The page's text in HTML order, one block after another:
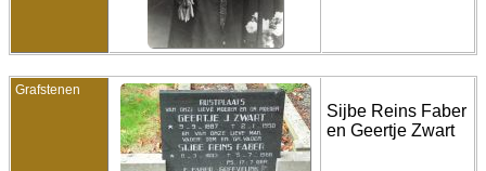
Grafstenen
Sijbe Reins Faber
en Geertje Zwart